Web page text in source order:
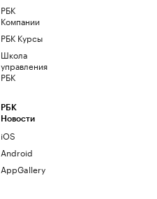
РБК
Компании
РБК Курсы
Школа
управления
РБК
РБК
Новости
iOS
Android
AppGallery